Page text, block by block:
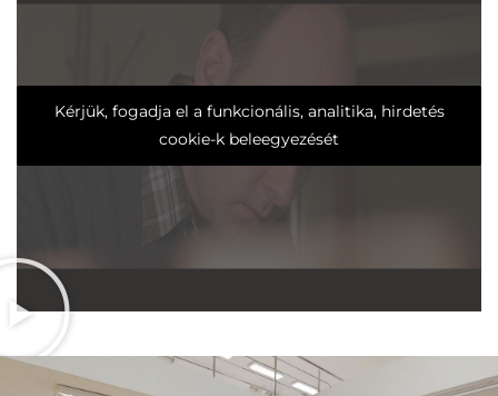
Kérjük, fogadja el a funkcionális, analitika, hirdetés
cookie-k beleegyezését